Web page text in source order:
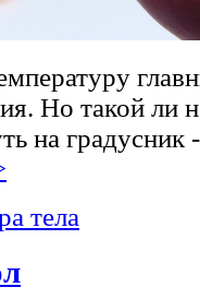
Но такой ли
на градусник
тела